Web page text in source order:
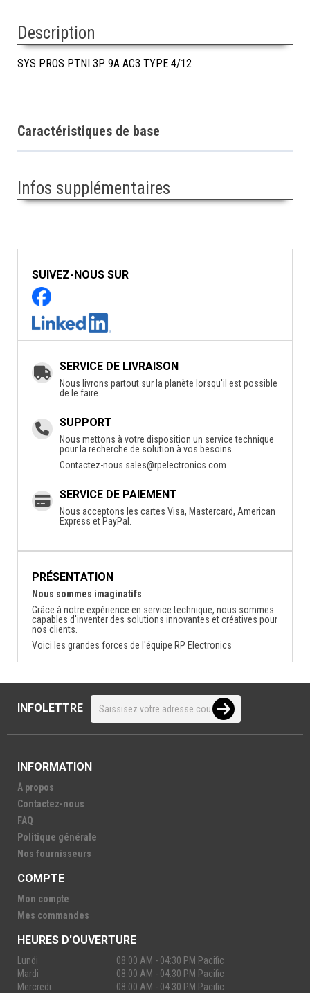
Description
SYS PROS PTNI 3P 9A AC3 TYPE 4/12
Caractéristiques de base
Infos supplémentaires
SUIVEZ-NOUS SUR
SERVICE DE LIVRAISON
Nous livrons partout sur la planète lorsqu'il est possible
de le faire.
SUPPORT
Nous mettons à votre disposition un service technique
pour la recherche de solution à vos besoins.
Contactez-nous sales@rpelectronics.com
SERVICE DE PAIEMENT
Nous acceptons les cartes Visa, Mastercard, American
Express et PayPal.
PRÉSENTATION
Nous sommes imaginatifs
Grâce à notre expérience en service technique, nous sommes
capables d'inventer des solutions innovantes et créatives pour
nos clients.
Voici les grandes forces de l'équipe RP Electronics
INFOLETTRE
INFORMATION
À propos
Contactez-nous
FAQ
Politique générale
Nos fournisseurs
COMPTE
Mon compte
Mes commandes
HEURES D'OUVERTURE
Lundi
08:00 AM - 04:30 PM Pacific
Mardi
08:00 AM - 04:30 PM Pacific
Mercredi
08:00 AM - 04:30 PM Pacific